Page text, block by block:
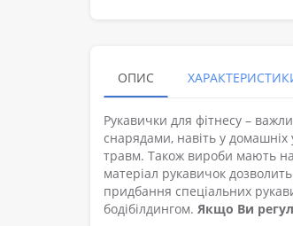
ОПИС
Рукавички для фітнесу –
снарядами, навіть у
травм. Також вироби мають на
матеріал рукавичок
придбання спеціальних
бодібілдингом. Якщо Ви